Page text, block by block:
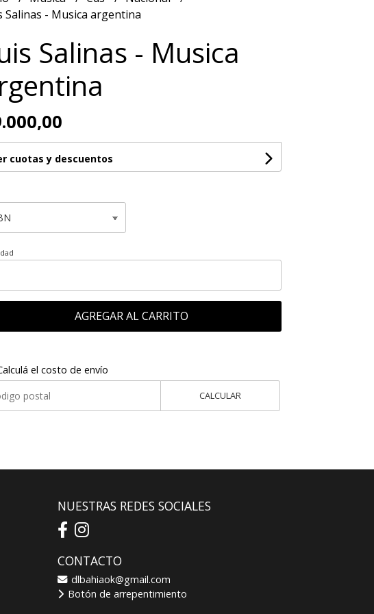
Salinas - Musica argentina
Salinas - Musica
cuotas y descuentos
AGREGAR AL CARRITO
el costo de envío
CALCULAR
NUESTRAS REDES SOCIALES
CONTACTO
dlbahiaok@gmail.com
Botón de arrepentimiento